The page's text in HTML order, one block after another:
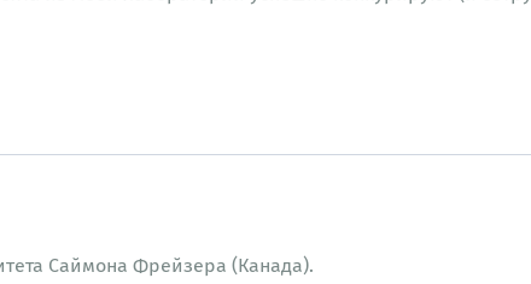
Саймона Фрейзера (Канада).